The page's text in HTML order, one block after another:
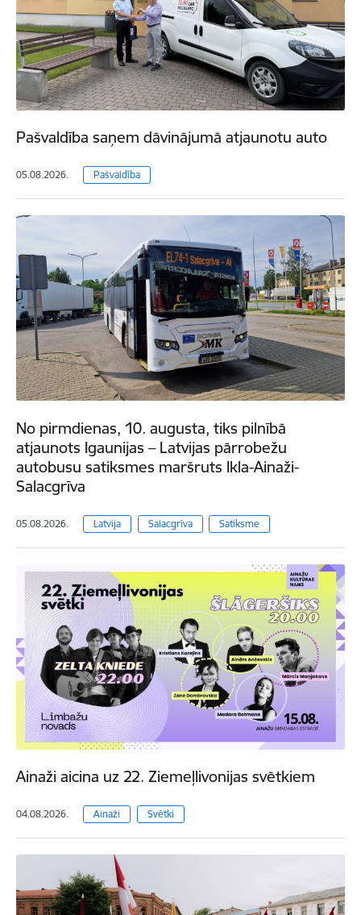
Pašvaldība saņem dāvinājumā atjaunotu auto
05.08.2026. Pašvaldība
No pirmdienas, 10. augusta, tiks pilnībā
atjaunots Igaunijas – Latvijas pārrobežu
autobusu satiksmes maršruts Ikla-Ainaži-
Salacgrīva
05.08.2026. Latvija Salacgrīva Satiksme
Ainaži aicina uz 22. Ziemeļlivonijas svētkiem
04.08.2026. Ainaži Svētki